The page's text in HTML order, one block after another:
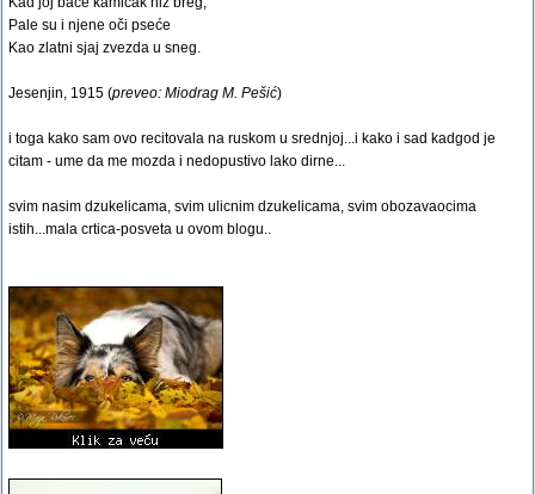
Pale su i njene oči pseće
Kao zlatni sjaj zvezda u sneg.
Jesenjin, 1915 (preveo: Miodrag M. Pešić)
i toga kako sam ovo recitovala na ruskom u srednjoj...i kako i sad kadgod je
citam - ume da me mozda i nedopustivo lako dirne...
svim nasim dzukelicama, svim ulicnim dzukelicama, svim obozavaocima
istih...mala crtica-posveta u ovom blogu..